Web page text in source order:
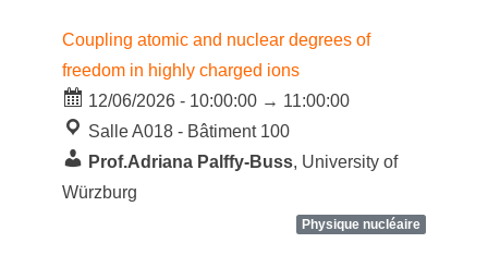
Coupling atomic and nuclear degrees of
freedom in highly charged ions
12/06/2026 - 10:00:00 → 11:00:00
Salle A018 - Bâtiment 100
Prof.Adriana Palffy-Buss, University of
Würzburg
Physique nucléaire